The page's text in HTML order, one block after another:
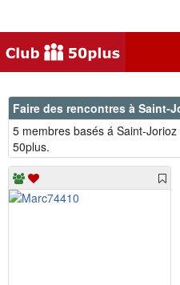
Faire des rencontres à Saint-
5 membres basés á Saint-
50plus.